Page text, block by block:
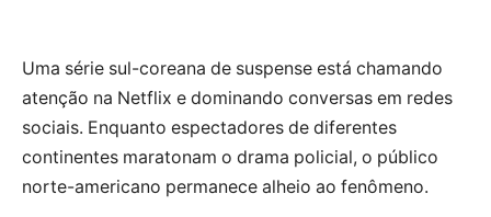
Uma série sul-coreana de suspense está chamando
atenção na Netflix e dominando conversas em redes
sociais. Enquanto espectadores de diferentes
continentes maratonam o drama policial, o público
norte-americano permanece alheio ao fenômeno.